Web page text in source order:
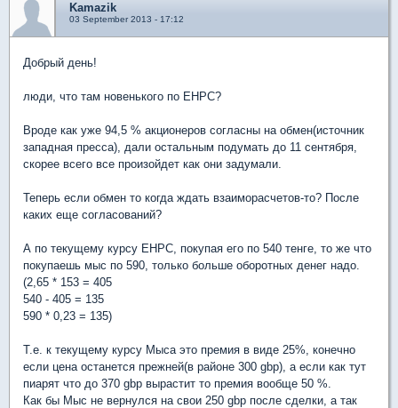
Kamazik
03 September 2013 - 17:12
Добрый день!
люди, что там новенького по ЕНРС?
Вроде как уже 94,5 % акционеров согласны на обмен(источник
западная пресса), дали остальным подумать до 11 сентября,
скорее всего все произойдет как они задумали.
Теперь если обмен то когда ждать взаиморасчетов-то? После
каких еще согласований?
А по текущему курсу ЕНРС, покупая его по 540 тенге, то же что
покупаешь мыс по 590, только больше оборотных денег надо.
(2,65 * 153 = 405
540 - 405 = 135
590 * 0,23 = 135)
Т.е. к текущему курсу Мыса это премия в виде 25%, конечно
если цена останется прежней(в районе 300 gbp), а если как тут
пиарят что до 370 gbp вырастит то премия вообще 50 %.
Как бы Мыс не вернулся на свои 250 gbp после сделки, а так